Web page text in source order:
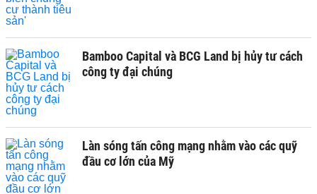
Bamboo Capital và BCG Land bị hủy tư cách
công ty đại chúng
Làn sóng tấn công mạng nhằm vào các quỹ
đầu cơ lớn của Mỹ